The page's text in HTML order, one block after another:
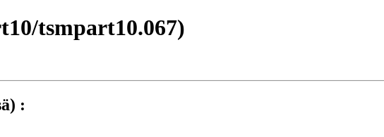
tsmpart10.067)
: